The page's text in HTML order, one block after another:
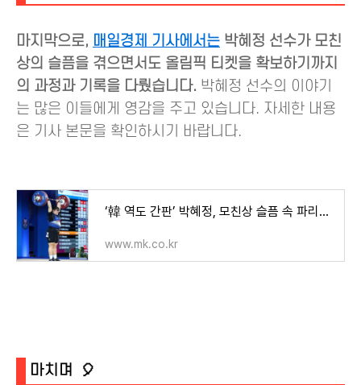
마지막으로, 매일경제 기사에서는 박혜정 선수가 모친
상의 슬픔을 겪으면서도 올림픽 티켓을 확보하기까지
의 과정과 기록을 다뤘습니다. 박혜정 선수의 이야기
는 많은 이들에게 영감을 주고 있습니다. 자세한 내용
은 기사 본문을 확인하시기 바랍니다.
‘韓 역도 간판’ 박혜정, 모친상 슬픔 속 파리올림픽 티켓 확보 - 매일경제
www.mk.co.kr
마치며 🎈